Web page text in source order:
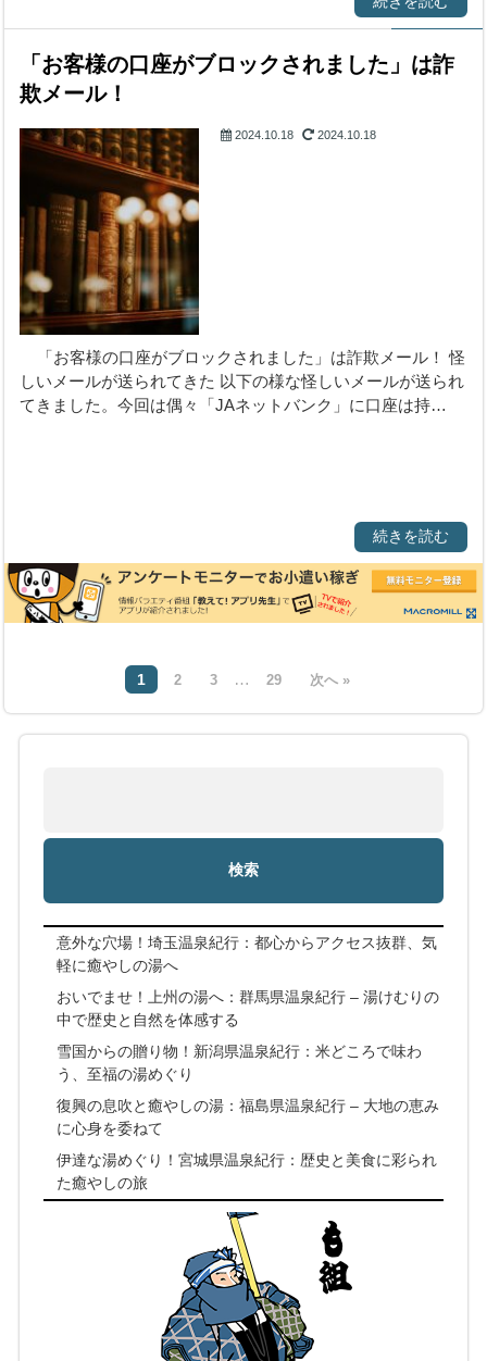
「お客様の口座がブロックされました」は詐
欺メール！
詐欺メール
2024.10.18 2024.10.18
「お客様の口座がブロックされました」は詐欺メール！ 怪
しいメールが送られてきた 以下の様な怪しいメールが送られ
てきました。今回は偶々「JAネットバンク」に口座は持…
続きを読む
1 2 3 … 29 次へ »
意外な穴場！埼玉温泉紀行：都心からアクセス抜群、気
軽に癒やしの湯へ
おいでませ！上州の湯へ：群馬県温泉紀行 – 湯けむりの
中で歴史と自然を体感する
雪国からの贈り物！新潟県温泉紀行：米どころで味わ
う、至福の湯めぐり
復興の息吹と癒やしの湯：福島県温泉紀行 – 大地の恵み
に心身を委ねて
伊達な湯めぐり！宮城県温泉紀行：歴史と美食に彩られ
た癒やしの旅